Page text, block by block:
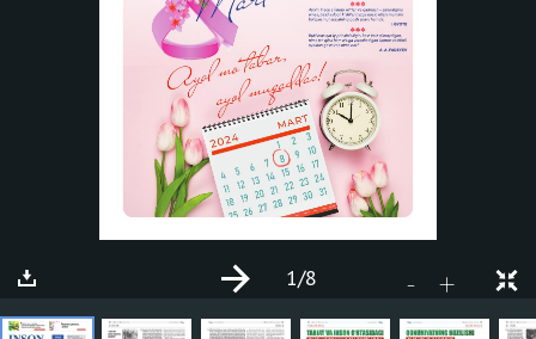
- +
1/8